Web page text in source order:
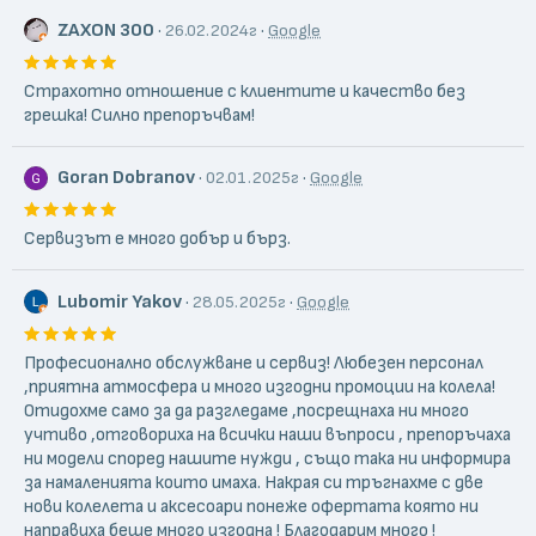
Всички основни детайли - рамки, вилки, спирачки, главини
и т.н. са изработени от леки алуминиеви сплави.
Роботизираното производство и двойностенния
алуминиев профил, осигуряват високото качество на
рамката (за повечето модели) придава завършен и
уникален вид на всеки един велосипед.
Моделната гама CROSS може да бъде причислена към
средния клас велосипеди, като според нашите
партньори най-голямото достойнство на велосипедите
ни е високото качество, което в комбинация с
оригиналният дизайн, придава уникален вид и нарастващ
интерес към продуктите с марката CROSS.
ZAXON 300 · 26.02.2024г · Google
Страхотно отношение с клиентите и качество без
грешка! Силно препоръчвам!
Goran Dobranov· 02.01.2025г · Google
Сервизът е много добър и бърз.
Lubomir Yakov· 28.05.2025г · Google
Професионално обслужване и сервиз! Любезен персонал
,приятна атмосфера и много изгодни промоции на колела!
Отидохме само за да разгледаме ,посрещнаха ни много
учтиво ,отговориха на всички наши въпроси , препоръчаха
ни модели според нашите нужди , също така ни информира
за намаленията които имаха. Накрая си тръгнахме с две
нови колелета и аксесоари понеже офертата която ни
направиха беше много изгодна ! Благодарим много !